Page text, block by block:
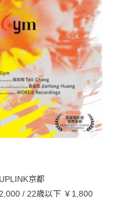
京都
/ 22歳以下 ￥1,800